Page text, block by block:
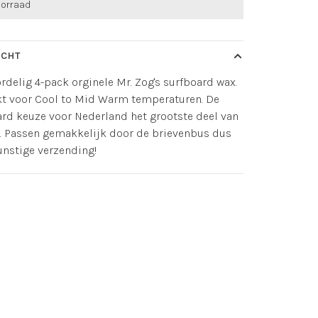
4-pack orginele Mr. Zog's surfboard wax.
voor Cool to Mid Warm temperaturen. De
keuze voor Nederland het grootste deel van
Passen gemakkelijk door de brievenbus dus
verzending!